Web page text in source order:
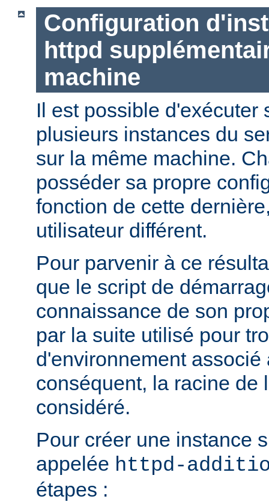
Configuration
httpd
machine
Il est possible d'exécuter
plusieurs instances du
sur la même machine.
posséder sa propre
fonction de cette
utilisateur différent.
Pour parvenir à ce
que le script de
connaissance de son
par la suite utilisé pour
d'environnement associé
conséquent, la racine de
considéré.
Pour créer une instance
appelée httpd-
étapes :